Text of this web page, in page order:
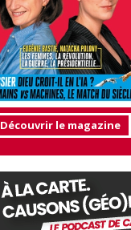
Découvrir le magazine